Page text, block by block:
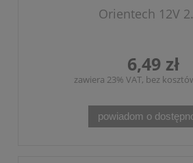
Orientech 12V
6,49 zł
zawiera 23% VAT, bez
powiadom o